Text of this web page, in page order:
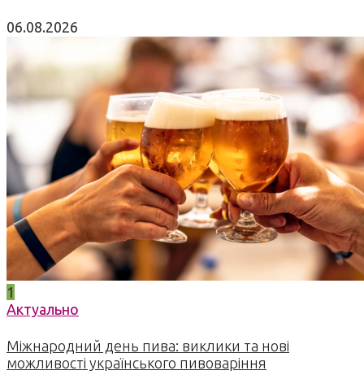
06.08.2026
1
Актуально
Міжнародний день пива: виклики та нові
можливості українського пивоваріння